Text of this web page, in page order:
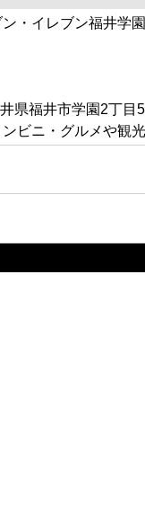
・イレブン福井学
県福井市学園2丁
ビニ・グルメや観